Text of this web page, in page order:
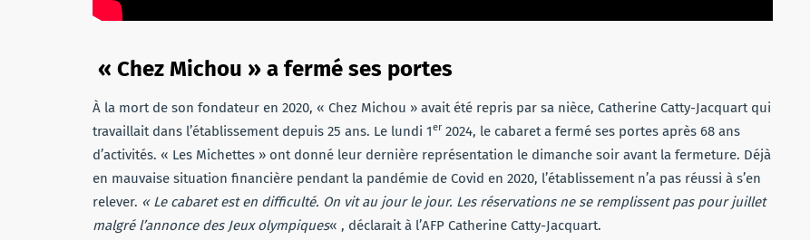
« Chez Michou » a fermé ses portes
À la mort de son fondateur en 2020, « Chez Michou » avait été repris par sa nièce, Catherine Catty-Jacquart qui
travaillait dans l’établissement depuis 25 ans. Le lundi 1er2024, le cabaret a fermé ses portes après 68 ans
d’activités. « Les Michettes » ont donné leur dernière représentation le dimanche soir avant la fermeture. Déjà
en mauvaise situation financière pendant la pandémie de Covid en 2020, l’établissement n’a pas réussi à s’en
relever. « Le cabaret est en difficulté. On vit au jour le jour. Les réservations ne se remplissent pas pour juillet
malgré l’annonce des Jeux olympiques« , déclarait à l’AFP Catherine Catty-Jacquart.